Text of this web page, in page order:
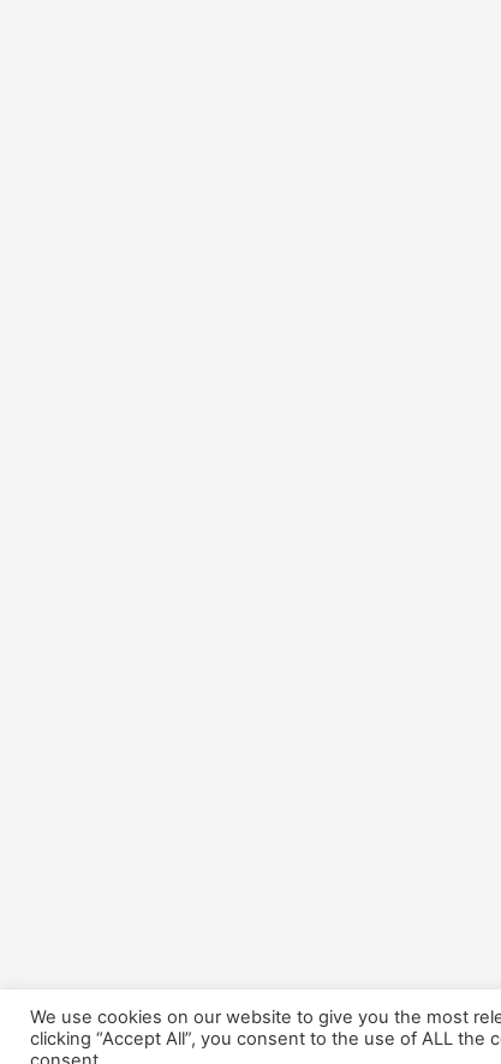
We use cookies on our website to give you the most
clicking “Accept All”, you consent to the use of ALL